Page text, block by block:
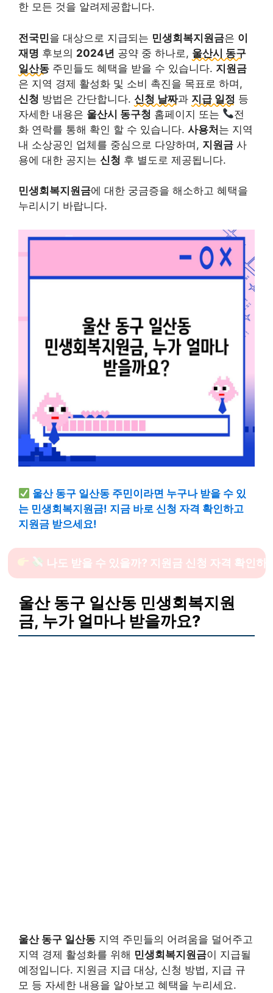
한 모든 것을 알려제공합니다.
전국민을 대상으로 지급되는 민생회복지원금은 이
재명 후보의 2024년 공약 중 하나로, 울산시 동구
일산동 주민들도 혜택을 받을 수 있습니다. 지원금
은 지역 경제 활성화 및 소비 촉진을 목표로 하며,
신청 방법은 간단합니다. 신청 날짜과 지급 일정 등
자세한 내용은 울산시 동구청 홈페이지 또는
전
화 연락를 통해 확인 할 수 있습니다. 사용처는 지역
내 소상공인 업체를 중심으로 다양하며, 지원금 사
용에 대한 공지는 신청 후 별도로 제공됩니다.
민생회복지원금에 대한 궁금증을 해소하고 혜택을
누리시기 바랍니다.
울산 동구 일산동 주민이라면 누구나 받을 수 있
는 민생회복지원금! 지금 바로 신청 자격 확인하고
지원금 받으세요!
나도 받을 수 있을까? 지원금 신청 자격 확인하
울산 동구 일산동 민생회복지원
금, 누가 얼마나 받을까요?
울산 동구 일산동 지역 주민들의 어려움을 덜어주고
지역 경제 활성화를 위해 민생회복지원금이 지급될
예정입니다. 지원금 지급 대상, 신청 방법, 지급 규
모 등 자세한 내용을 알아보고 혜택을 누리세요.